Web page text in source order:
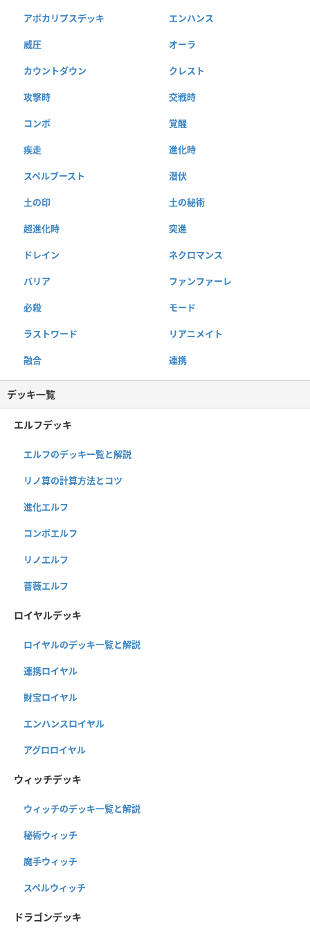
アポカリプスデッキ エンハンス
威圧 オーラ
カウントダウン クレスト
攻撃時 交戦時
コンボ 覚醒
疾走 進化時
スペルブースト 潜伏
土の印 土の秘術
超進化時 突進
ドレイン ネクロマンス
バリア ファンファーレ
必殺 モード
ラストワード リアニメイト
融合 連携
デッキ一覧
エルフデッキ
エルフのデッキ一覧と解説
リノ算の計算方法とコツ
進化エルフ
コンボエルフ
リノエルフ
薔薇エルフ
ロイヤルデッキ
ロイヤルのデッキ一覧と解説
連携ロイヤル
財宝ロイヤル
エンハンスロイヤル
アグロロイヤル
ウィッチデッキ
ウィッチのデッキ一覧と解説
秘術ウィッチ
魔手ウィッチ
スペルウィッチ
ドラゴンデッキ